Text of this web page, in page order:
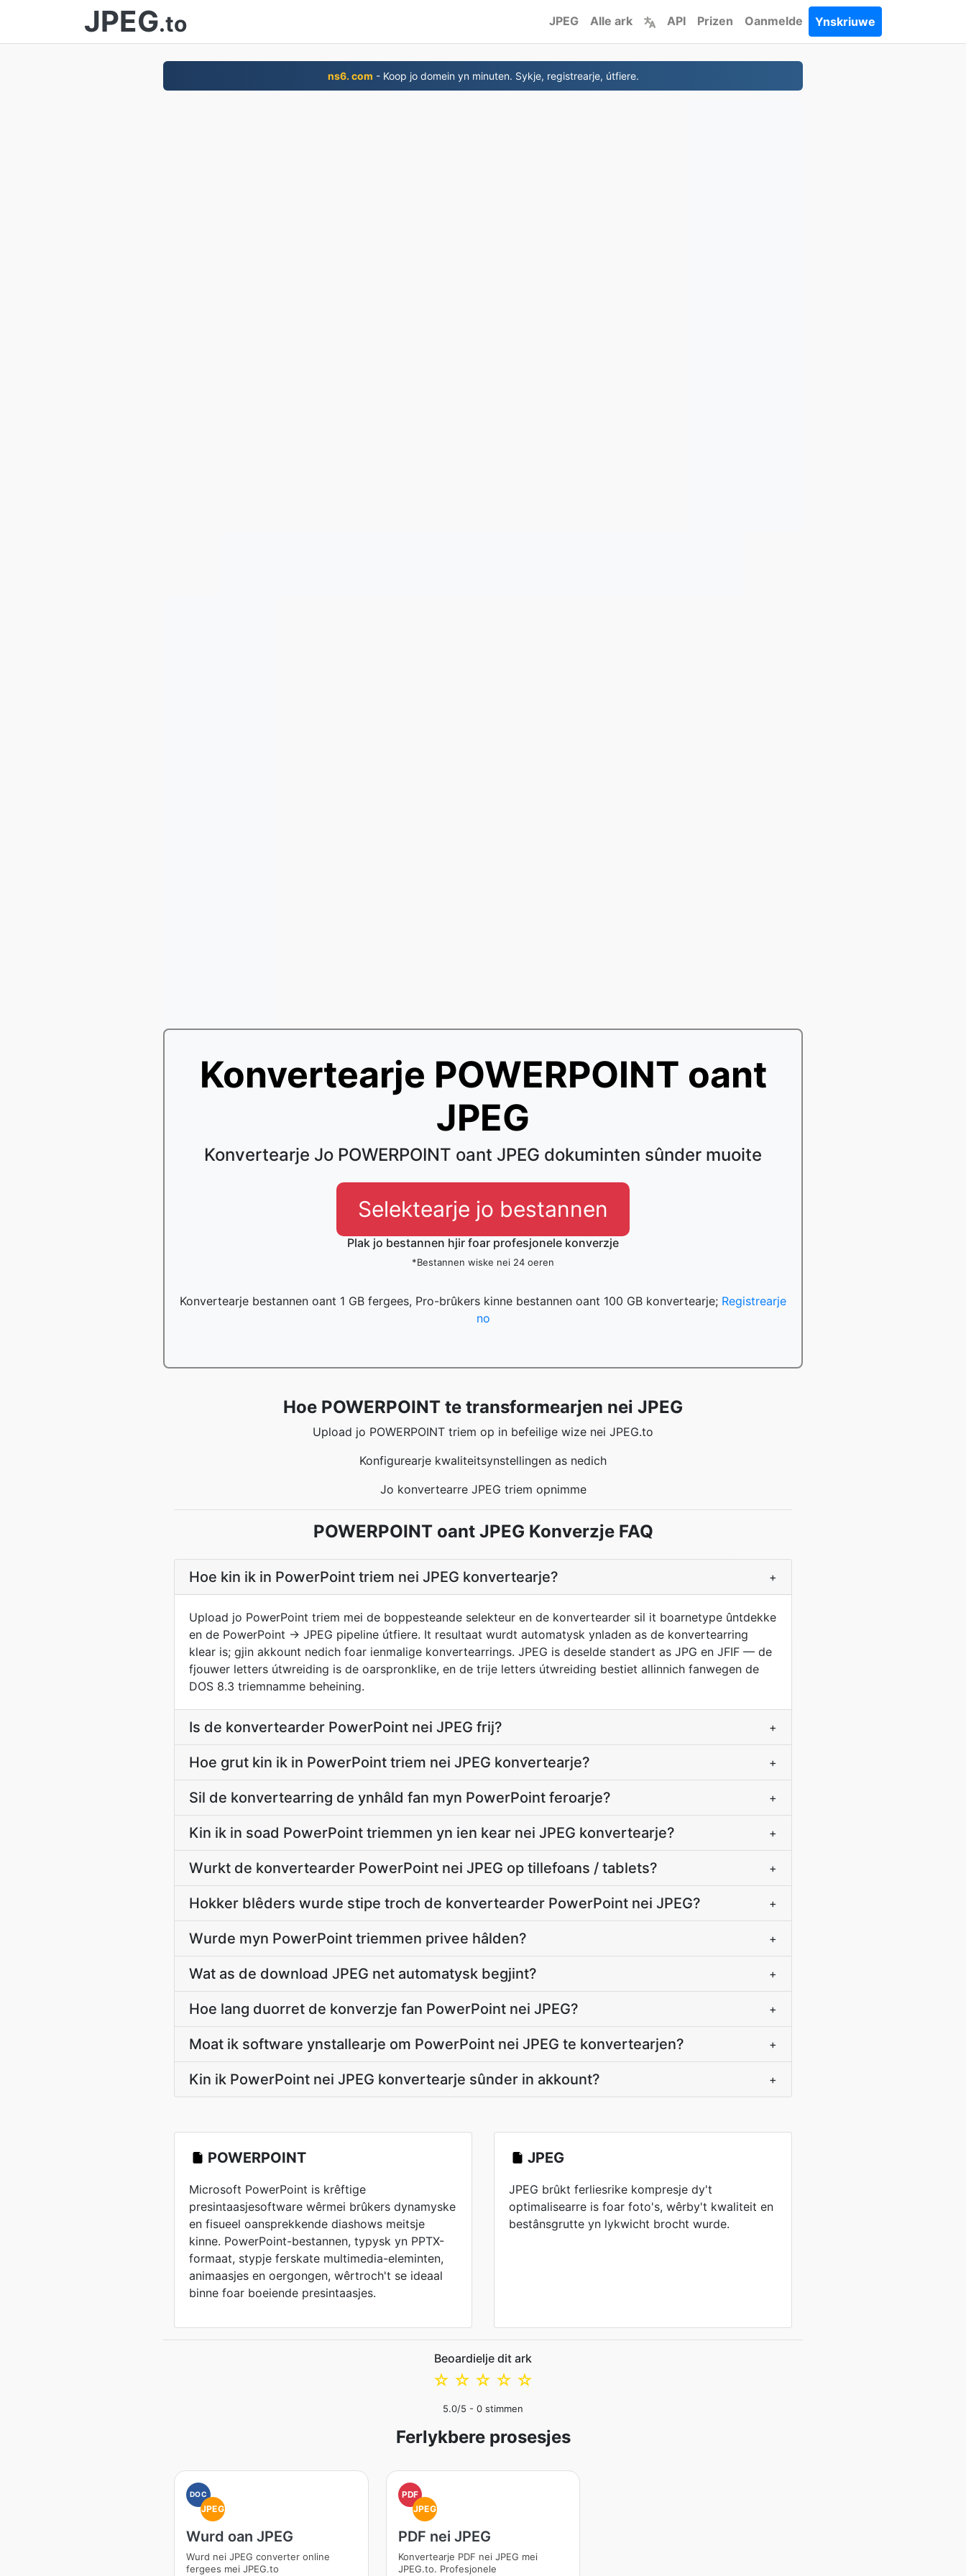
JPEG.to JPEG Alle ark API Prizen Oanmelde Ynskriuwe
ns6. com - Koop jo domein yn minuten. Sykje, registrearje, útfiere.
Konvertearje POWERPOINT oant
JPEG
Konvertearje Jo POWERPOINT oant JPEG dokuminten sûnder muoite
Selektearje jo bestannen
Plak jo bestannen hjir foar profesjonele konverzje
*Bestannen wiske nei 24 oeren
Konvertearje bestannen oant 1 GB fergees, Pro-brûkers kinne bestannen oant 100 GB konvertearje; Registrearje
no
Hoe POWERPOINT te transformearjen nei JPEG
Upload jo POWERPOINT triem op in befeilige wize nei JPEG.to
Konfigurearje kwaliteitsynstellingen as nedich
Jo konvertearre JPEG triem opnimme
POWERPOINT oant JPEG Konverzje FAQ
Hoe kin ik in PowerPoint triem nei JPEG konvertearje? +
Upload jo PowerPoint triem mei de boppesteande selekteur en de konvertearder sil it boarnetype ûntdekke
en de PowerPoint → JPEG pipeline útfiere. It resultaat wurdt automatysk ynladen as de konvertearring
klear is; gjin akkount nedich foar ienmalige konvertearrings. JPEG is deselde standert as JPG en JFIF — de
fjouwer letters útwreiding is de oarspronklike, en de trije letters útwreiding bestiet allinnich fanwegen de
DOS 8.3 triemnamme beheining.
Is de konvertearder PowerPoint nei JPEG frij? +
Hoe grut kin ik in PowerPoint triem nei JPEG konvertearje? +
Sil de konvertearring de ynhâld fan myn PowerPoint feroarje? +
Kin ik in soad PowerPoint triemmen yn ien kear nei JPEG konvertearje? +
Wurkt de konvertearder PowerPoint nei JPEG op tillefoans / tablets? +
Hokker blêders wurde stipe troch de konvertearder PowerPoint nei JPEG? +
Wurde myn PowerPoint triemmen privee hâlden? +
Wat as de download JPEG net automatysk begjint? +
Hoe lang duorret de konverzje fan PowerPoint nei JPEG? +
Moat ik software ynstallearje om PowerPoint nei JPEG te konvertearjen? +
Kin ik PowerPoint nei JPEG konvertearje sûnder in akkount? +
POWERPOINT
Microsoft PowerPoint is krêftige
presintaasjesoftware wêrmei brûkers dynamyske
en fisueel oansprekkende diashows meitsje
kinne. PowerPoint-bestannen, typysk yn PPTX-
formaat, stypje ferskate multimedia-eleminten,
animaasjes en oergongen, wêrtroch't se ideaal
binne foar boeiende presintaasjes.
JPEG
JPEG brûkt ferliesrike kompresje dy't
optimalisearre is foar foto's, wêrby't kwaliteit en
bestânsgrutte yn lykwicht brocht wurde.
Beoardielje dit ark
☆
☆
☆
☆
☆
5.0/5 - 0 stimmen
Ferlykbere prosesjes
DOC
JPEG
Wurd oan JPEG
Wurd nei JPEG converter online
fergees mei JPEG.to
PDF
JPEG
PDF nei JPEG
Konvertearje PDF nei JPEG mei
JPEG.to. Profesjonele